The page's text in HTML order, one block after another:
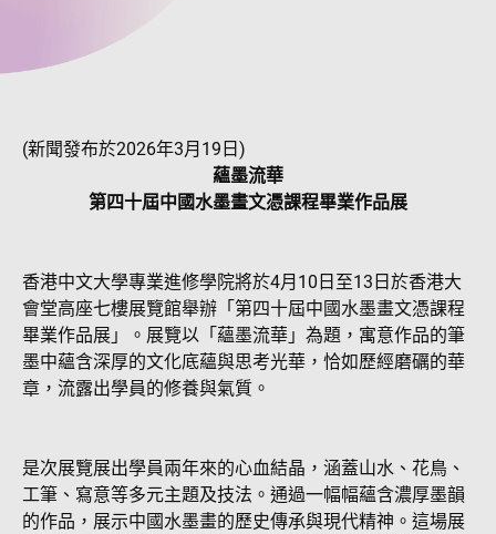
(新聞發布於2026年3月19日)
蘊墨流華
第四十屆中國水墨畫文憑課程畢業作品展
香港中文大學專業進修學院將於4月10日至13日於香港大
會堂高座七樓展覽館舉辦「第四十屆中國水墨畫文憑課程
畢業作品展」。展覽以「蘊墨流華」為題，寓意作品的筆
墨中蘊含深厚的文化底蘊與思考光華，恰如歷經磨礪的華
章，流露出學員的修養與氣質。
是次展覽展出學員兩年來的心血結晶，涵蓋山水、花鳥、
工筆、寫意等多元主題及技法。通過一幅幅蘊含濃厚墨韻
的作品，展示中國水墨畫的歷史傳承與現代精神。這場展